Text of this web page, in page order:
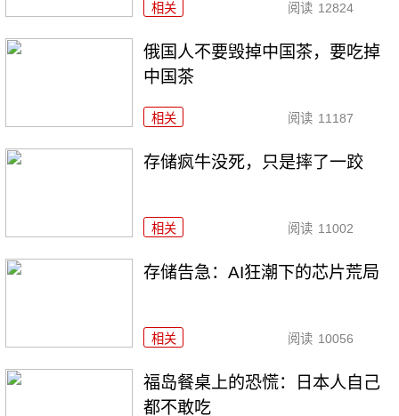
相关 阅读 12824
俄国人不要毁掉中国茶，要吃掉
中国茶
相关 阅读 11187
存储疯牛没死，只是摔了一跤
相关 阅读 11002
存储告急：AI狂潮下的芯片荒局
相关 阅读 10056
福岛餐桌上的恐慌：日本人自己
都不敢吃